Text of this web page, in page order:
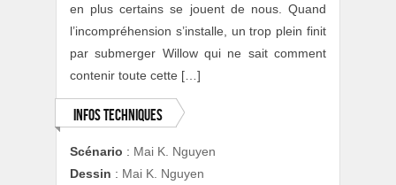
en plus certains se jouent de nous. Quand
l’incompréhension s’installe, un trop plein finit
par submerger Willow qui ne sait comment
contenir toute cette […]
Infos techniques
Scénario : Mai K. Nguyen
Dessin : Mai K. Nguyen